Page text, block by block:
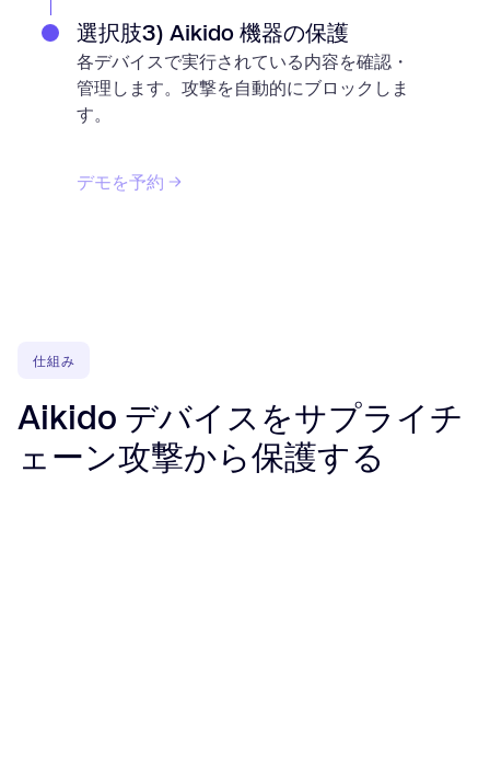
選択肢3) Aikido 機器の保護
各デバイスで実行されている内容を確認・
管理します。攻撃を自動的にブロックしま
す。
デモを予約
仕組み
Aikido デバイスをサプライチ
ェーン攻撃から保護する